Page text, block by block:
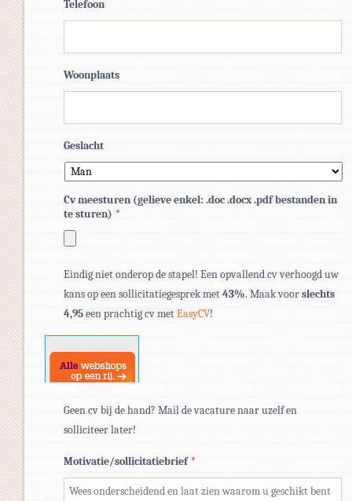
Telefoon
Woonplaats
Geslacht
Cv meesturen (gelieve enkel: .doc .docx .pdf bestanden in
te sturen) *
bestandstypen:
pdf,
doc,
docx.
Eindig niet onderop de stapel! Een opvallend cv verhoogd uw
kans op een sollicitatiegesprek met43%. Maak voorslechts
4,95een prachtig cv metEasyCV!
Geen cv bij de hand? Mail de vacature naar uzelf en
solliciteer later!
Motivatie/sollicitatiebrief *